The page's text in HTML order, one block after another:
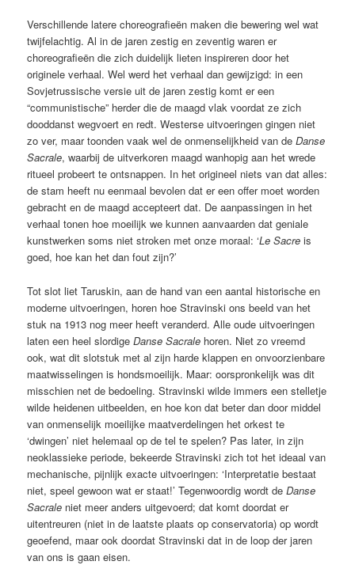
Verschillende latere choreografieën maken die bewering wel wat
twijfelachtig. Al in de jaren zestig en zeventig waren er
choreografieën die zich duidelijk lieten inspireren door het
originele verhaal. Wel werd het verhaal dan gewijzigd: in een
Sovjetrussische versie uit de jaren zestig komt er een
“communistische” herder die de maagd vlak voordat ze zich
dooddanst wegvoert en redt. Westerse uitvoeringen gingen niet
zo ver, maar toonden vaak wel de onmenselijkheid van deDanse
Sacrale, waarbij de uitverkoren maagd wanhopig aan het wrede
ritueel probeert te ontsnappen. In het origineel niets van dat alles:
de stam heeft nu eenmaal bevolen dat er een offer moet worden
gebracht en de maagd accepteert dat. De aanpassingen in het
verhaal tonen hoe moeilijk we kunnen aanvaarden dat geniale
kunstwerken soms niet stroken met onze moraal: ‘Le Sacre is
goed, hoe kan het dan fout zijn?’
Tot slot liet Taruskin, aan de hand van een aantal historische en
moderne uitvoeringen, horen hoe Stravinski ons beeld van het
stuk na 1913 nog meer heeft veranderd. Alle oude uitvoeringen
laten een heel slordigeDanse Sacrale horen. Niet zo vreemd
ook, wat dit slotstuk met al zijn harde klappen en onvoorzienbare
maatwisselingen is hondsmoeilijk. Maar: oorspronkelijk was dit
misschien net de bedoeling. Stravinski wilde immers een stelletje
wilde heidenen uitbeelden, en hoe kon dat beter dan door middel
van onmenselijk moeilijke maatverdelingen het orkest te
‘dwingen’ niet helemaal op de tel te spelen? Pas later, in zijn
neoklassieke periode, bekeerde Stravinski zich tot het ideaal van
mechanische, pijnlijk exacte uitvoeringen: ‘Interpretatie bestaat
niet, speel gewoon wat er staat!’ Tegenwoordig wordt deDanse
Sacrale niet meer anders uitgevoerd; dat komt doordat er
uitentreuren (niet in de laatste plaats op conservatoria) op wordt
geoefend, maar ook doordat Stravinski dat in de loop der jaren
van ons is gaan eisen.